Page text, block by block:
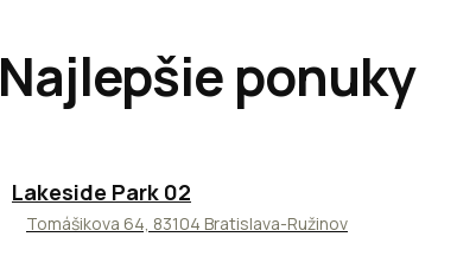
Najlepšie ponuky
ODPORÚČAME
Lakeside Park 02
Tomášikova 64, 83104 Bratislava-Ružinov